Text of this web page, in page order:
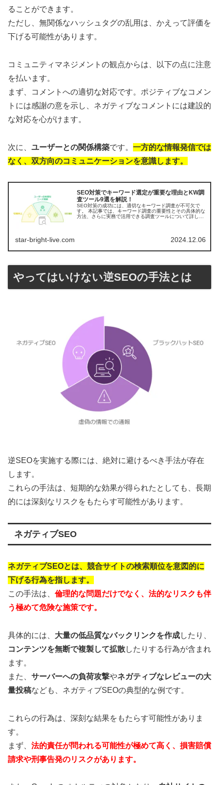
ることができます。
ただし、無関係なハッシュタグの乱用は、かえって評価を
下げる可能性があります。
コミュニティマネジメントの観点からは、以下の点に注意
を払います。
まず、コメントへの適切な対応です。ポジティブなコメン
トには感謝の意を示し、ネガティブなコメントには建設的
な対応を心がけます。
次に、 ユーザーとの関係構築です。 一方的な情報発信では
なく、双方向のコミュニケーションを意識します。
SEO対策でキーワード選定が重要な理由とKW調
査ツール9選を解説！
SEO対策の成功には、適切なキーワード調査が不可欠で
す。 本記事では、キーワード調査の重要性とその具体的な
方法、さらに実務で活用できる調査ツールについて詳しく
star-bright-live.com 2024.12.06
やってはいけない逆SEOの手法とは
逆SEOを実施する際には、絶対に避けるべき手法が存在
します。
これらの手法は、短期的な効果が得られたとしても、長期
的には深刻なリスクをもたらす可能性があります。
ネガティブSEO
ネガティブSEOとは、競合サイトの検索順位を意図的に
下げる行為を指します。
この手法は、 倫理的な問題だけでなく、法的なリスクも伴
う極めて危険な施策です。
具体的には、 大量の低品質なバックリンクを作成したり、
コンテンツを無断で複製して拡散したりする行為が含まれ
ます。
また、 サーバーへの負荷攻撃やネガティブなレビューの大
量投稿なども、ネガティブSEOの典型的な例です。
これらの行為は、深刻な結果をもたらす可能性がありま
す。
まず、 法的責任が問われる可能性が極めて高く、損害賠償
請求や刑事告発のリスクがあります。